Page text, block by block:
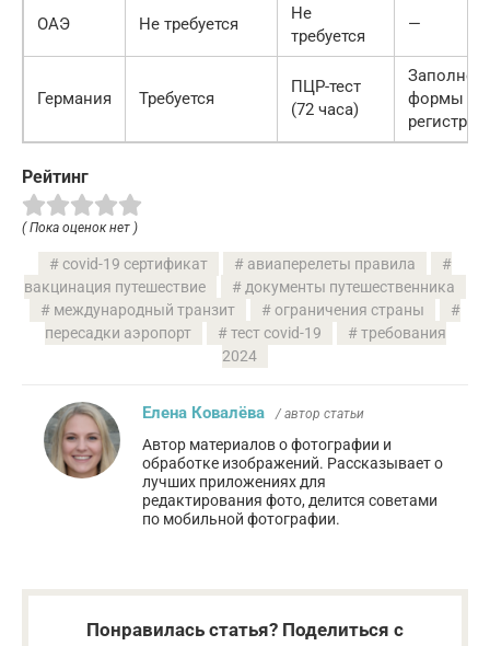
ОАЭ Не требуется
Не
требуется
—
Германия Требуется
ПЦР-тест
(72 часа)
формы
Рейтинг
( Пока оценок нет )
covid-19 сертификат
авиаперелеты правила
вакцинация путешествие
документы путешественника
международный транзит
ограничения страны
пересадки аэропорт
тест covid-19
требования
2024
Елена Ковалёва / автор статьи
Автор материалов о фотографии и
обработке изображений. Рассказывает о
лучших приложениях для
редактирования фото, делится советами
по мобильной фотографии.
Понравилась статья? Поделиться с